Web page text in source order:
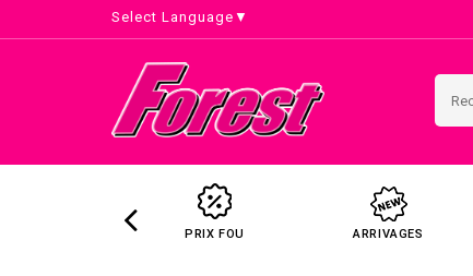
Select Language ▼
PRIX FOU ARRIVAGES